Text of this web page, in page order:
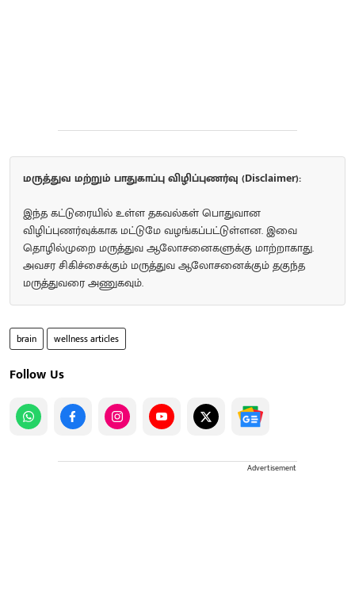
மருத்துவ மற்றும் பாதுகாப்பு விழிப்புணர்வு (Disclaimer):
இந்த கட்டுரையில் உள்ள தகவல்கள் பொதுவான
விழிப்புணர்வுக்காக மட்டுமே வழங்கப்பட்டுள்ளன. இவை
தொழில்முறை மருத்துவ ஆலோசனைகளுக்கு மாற்றாகாது.
அவசர சிகிச்சைக்கும் மருத்துவ ஆலோசனைக்கும் தகுந்த
மருத்துவரை அணுகவும்.
brain wellness articles
Follow Us
Advertisement